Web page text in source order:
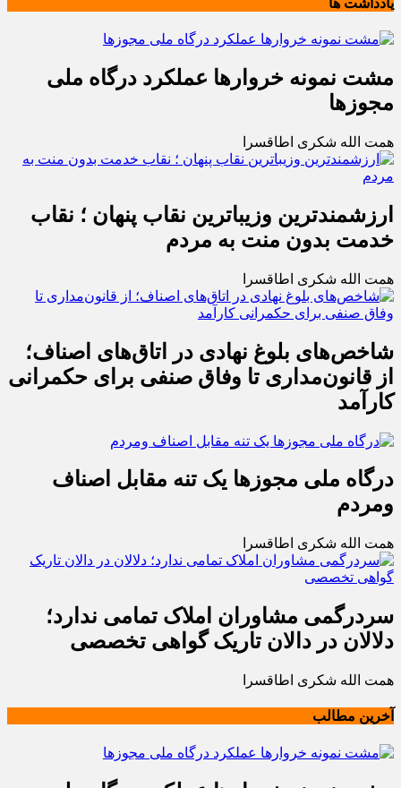
مشت نمونه خروارها عملکرد درگاه ملی
مجوزها
همت الله شکری اطاقسرا
ارزشمندترین وزیباترین نقاب پنهان ؛ نقاب
خدمت بدون منت به مردم
همت الله شکری اطاقسرا
شاخص‌های بلوغ نهادی در اتاق‌های اصناف؛
از قانون‌مداری تا وفاق صنفی برای حکمرانی
کارآمد
درگاه ملی مجوزها یک تنه مقابل اصناف
ومردم
همت الله شکری اطاقسرا
سردرگمی مشاوران املاک تمامی ندارد؛
دلالان در دالان تاریک گواهی تخصصی
همت الله شکری اطاقسرا
آخرین مطالب